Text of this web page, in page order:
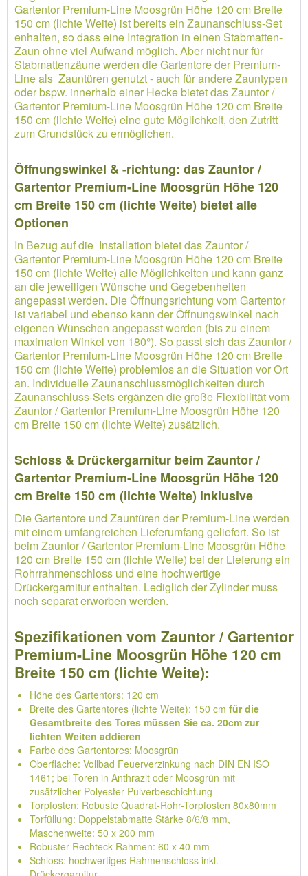
Gartentor Premium-Line Moosgrün Höhe 120 cm Breite
150 cm (lichte Weite) ist bereits ein Zaunanschluss-Set
enhalten, so dass eine Integration in einen Stabmatten-
Zaun ohne viel Aufwand möglich. Aber nicht nur für
Stabmattenzäune werden die Gartentore der Premium-
Line als Zauntüren genutzt - auch für andere Zauntypen
oder bspw. innerhalb einer Hecke bietet das Zauntor /
Gartentor Premium-Line Moosgrün Höhe 120 cm Breite
150 cm (lichte Weite) eine gute Möglichkeit, den Zutritt
zum Grundstück zu ermöglichen.
Öffnungswinkel & -richtung: das Zauntor /
Gartentor Premium-Line Moosgrün Höhe 120
cm Breite 150 cm (lichte Weite) bietet alle
Optionen
In Bezug auf die Installation bietet das Zauntor /
Gartentor Premium-Line Moosgrün Höhe 120 cm Breite
150 cm (lichte Weite) alle Möglichkeiten und kann ganz
an die jeweiligen Wünsche und Gegebenheiten
angepasst werden. Die Öffnungsrichtung vom Gartentor
ist variabel und ebenso kann der Öffnungswinkel nach
eigenen Wünschen angepasst werden (bis zu einem
maximalen Winkel von 180°). So passt sich das Zauntor /
Gartentor Premium-Line Moosgrün Höhe 120 cm Breite
150 cm (lichte Weite) problemlos an die Situation vor Ort
an. Individuelle Zaunanschlussmöglichkeiten durch
Zaunanschluss-Sets ergänzen die große Flexibilität vom
Zauntor / Gartentor Premium-Line Moosgrün Höhe 120
cm Breite 150 cm (lichte Weite) zusätzlich.
Schloss & Drückergarnitur beim Zauntor /
Gartentor Premium-Line Moosgrün Höhe 120
cm Breite 150 cm (lichte Weite) inklusive
Die Gartentore und Zauntüren der Premium-Line werden
mit einem umfangreichen Lieferumfang geliefert. So ist
beim Zauntor / Gartentor Premium-Line Moosgrün Höhe
120 cm Breite 150 cm (lichte Weite) bei der Lieferung ein
Rohrrahmenschloss und eine hochwertige
Drückergarnitur enthalten. Lediglich der Zylinder muss
noch separat erworben werden.
Spezifikationen vom Zauntor / Gartentor
Premium-Line Moosgrün Höhe 120 cm
Breite 150 cm (lichte Weite):
Höhe des Gartentors: 120 cm
Breite des Gartentores (lichte Weite): 150 cm für die
Gesamtbreite des Tores müssen Sie ca. 20cm zur
lichten Weiten addieren
Farbe des Gartentores: Moosgrün
Oberfläche: Vollbad Feuerverzinkung nach DIN EN ISO
1461; bei Toren in Anthrazit oder Moosgrün mit
zusätzlicher Polyester-Pulverbeschichtung
Torpfosten: Robuste Quadrat-Rohr-Torpfosten 80x80mm
Torfüllung: Doppelstabmatte Stärke 8/6/8 mm,
Maschenweite: 50 x 200 mm
Robuster Rechteck-Rahmen: 60 x 40 mm
Schloss: hochwertiges Rahmenschloss inkl.